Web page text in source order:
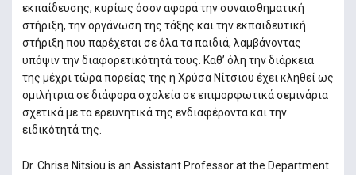
εκπαίδευσης, κυρίως όσον αφορά την συναισθηματική
στήριξη, την οργάνωση της τάξης και την εκπαιδευτική
στήριξη που παρέχεται σε όλα τα παιδιά, λαμβάνοντας
υπόψιν την διαφορετικότητά τους. Καθ’ όλη την διάρκεια
της μέχρι τώρα πορείας της η Χρύσα Νίτσιου έχει κληθεί ως
ομιλήτρια σε διάφορα σχολεία σε επιμορφωτικά σεμινάρια
σχετικά με τα ερευνητικά της ενδιαφέροντα και την
ειδικότητά της.
Dr. Chrisa Nitsiou is an Assistant Professor at the Department